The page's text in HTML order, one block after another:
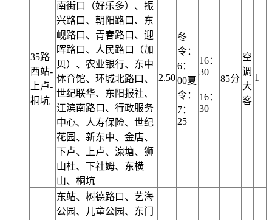
35路
西站-
上卢-
桐坑
南街口（好乐多）、振
兴路口、朝阳路口、东
岘路口、青春路口、迎
晖路口、人民路口（加
贝）、农业银行、东中
体育馆、环城北路口、
世纪联华、东阳报社、
江滨南路口、行政服务
中心、人寿保险、世纪
花园、新东中、金店、
下卢、上卢、湶塘、狮
山杜、下社姆、东横
山、桐坑
2.50
冬
令：
6：
00夏
令：
7：
25
16：
30
16：
30
85分
空
调
大
客
1
东站、树德路口、艺海
公园、儿童公园、东门